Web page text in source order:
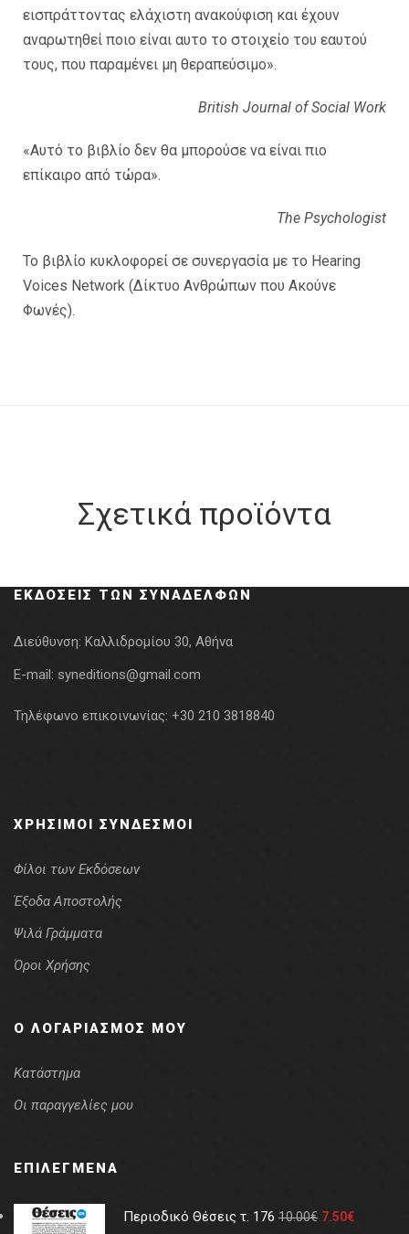
εισπράττοντας ελάχιστη ανακούφιση και έχουν
αναρωτηθεί ποιο είναι αυτο το στοιχείο του εαυτού
τους, που παραμένει μη θεραπεύσιμο».
British Journal of Social Work
«Αυτό το βιβλίο δεν θα μπορούσε να είναι πιο
επίκαιρο από τώρα».
The Psychologist
Το βιβλίο κυκλοφορεί σε συνεργασία με το Hearing
Voices Network (Δίκτυο Ανθρώπων που Ακούνε
Φωνές).
Σχετικά προϊόντα
ΕΚΔΌΣΕΙΣ ΤΩΝ ΣΥΝΑΔΈΛΦΩΝ
Διεύθυνση: Καλλιδρομίου 30, Αθήνα
E-mail: syneditions@gmail.com
Τηλέφωνο επικοινωνίας: +30 210 3818840
ΧΡΉΣΙΜΟΙ ΣΎΝΔΕΣΜΟΙ
Φίλοι των Εκδόσεων
Έξοδα Αποστολής
Ψιλά Γράμματα
Όροι Χρήσης
Ο ΛΟΓΑΡΙΑΣΜΌΣ ΜΟΥ
Κατάστημα
Οι παραγγελίες μου
ΕΠΙΛΕΓΜΈΝΑ
Περιοδικό Θέσεις τ. 176 10.00€ 7.50€